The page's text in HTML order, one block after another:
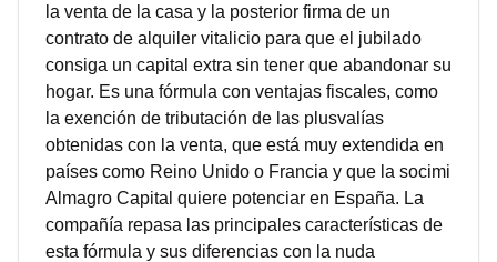
la venta de la casa y la posterior firma de un
contrato de alquiler vitalicio para que el jubilado
consiga un capital extra sin tener que abandonar su
hogar. Es una fórmula con ventajas fiscales, como
la exención de tributación de las plusvalías
obtenidas con la venta, que está muy extendida en
países como Reino Unido o Francia y que la socimi
Almagro Capital quiere potenciar en España. La
compañía repasa las principales características de
esta fórmula y sus diferencias con la nuda